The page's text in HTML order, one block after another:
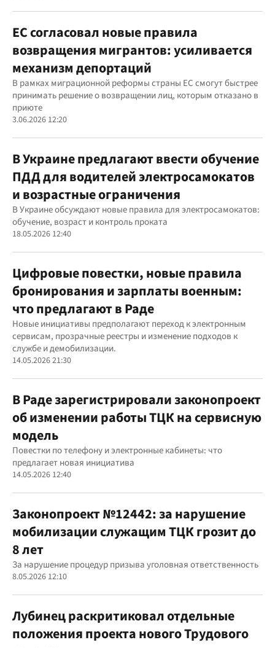
ЕС согласовал новые правила
возвращения мигрантов: усиливается
механизм депортаций
В рамках миграционной реформы страны ЕС смогут быстрее
принимать решение о возвращении лиц, которым отказано в
приюте
3.06.2026 12:20
В Украине предлагают ввести обучение
ПДД для водителей электросамокатов
и возрастные ограничения
В Украине обсуждают новые правила для электросамокатов:
обучение, возраст и контроль проката
18.05.2026 12:40
Цифровые повестки, новые правила
бронирования и зарплаты военным:
что предлагают в Раде
Новые инициативы предполагают переход к электронным
сервисам, прозрачные реестры и изменение подходов к
службе и демобилизации.
14.05.2026 21:30
В Раде зарегистрировали законопроект
об изменении работы ТЦК на сервисную
модель
Повестки по телефону и электронные кабинеты: что
предлагает новая инициатива
14.05.2026 12:40
Законопроект №12442: за нарушение
мобилизации служащим ТЦК грозит до
8 лет
За нарушение процедур призыва уголовная ответственность
8.05.2026 12:10
Лубинец раскритиковал отдельные
положения проекта нового Трудового